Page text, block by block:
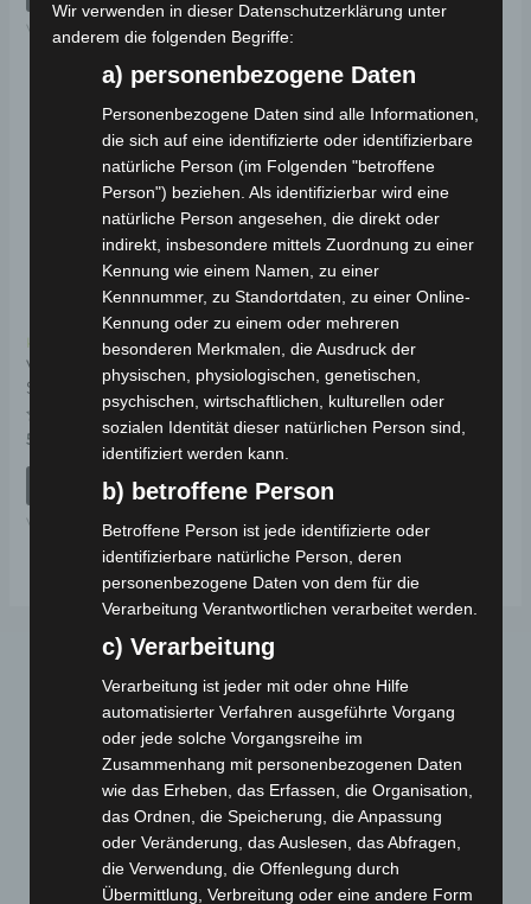
VS2
VS2
Kostenloser Versand
VS2 HINTERE
SCHWINGE
Bewertet
0
59,00
IN DEN WARENKORB
VS2
Webseite
Cashback-Aktion
Wir verwenden in dieser Datenschutzerklärung unter
anderem die folgenden Begriffe:
a) personenbezogene Daten
Personenbezogene Daten sind alle Informationen,
die sich auf eine identifizierte oder identifizierbare
natürliche Person (im Folgenden "betroffene
Person") beziehen. Als identifizierbar wird eine
natürliche Person angesehen, die direkt oder
indirekt, insbesondere mittels Zuordnung zu einer
Kennung wie einem Namen, zu einer
Kennnummer, zu Standortdaten, zu einer Online-
Kennung oder zu einem oder mehreren
besonderen Merkmalen, die Ausdruck der
physischen, physiologischen, genetischen,
psychischen, wirtschaftlichen, kulturellen oder
sozialen Identität dieser natürlichen Person sind,
identifiziert werden kann.
b) betroffene Person
Betroffene Person ist jede identifizierte oder
identifizierbare natürliche Person, deren
personenbezogene Daten von dem für die
Verarbeitung Verantwortlichen verarbeitet werden.
c) Verarbeitung
Verarbeitung ist jeder mit oder ohne Hilfe
automatisierter Verfahren ausgeführte Vorgang
oder jede solche Vorgangsreihe im
Zusammenhang mit personenbezogenen Daten
wie das Erheben, das Erfassen, die Organisation,
das Ordnen, die Speicherung, die Anpassung
oder Veränderung, das Auslesen, das Abfragen,
die Verwendung, die Offenlegung durch
Übermittlung, Verbreitung oder eine andere Form